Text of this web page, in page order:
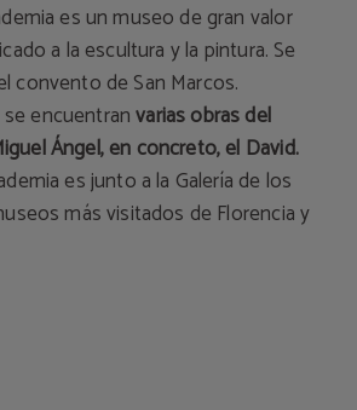
es un museo de gran valor
a la escultura y la pintura. Se
convento de San Marcos.
encuentranvarias obras del
Ángel, en concreto, el David.
es junto a la Galería de los
más visitados de Florencia y